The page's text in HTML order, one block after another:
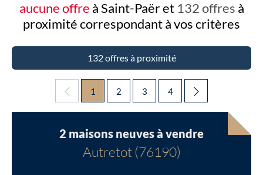
aucune offre à Saint-Paër et 132 offres à
proximitécorrespondant à vos critères
132 offres à proximité
1 2 3 4
2 maisons neuves à vendre
Autretot (76190)